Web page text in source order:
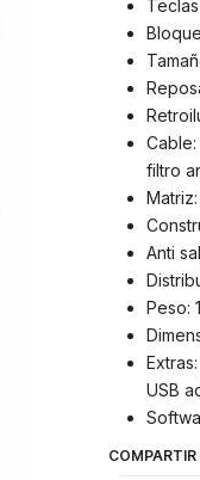
filtro
Anti
Peso:
USB